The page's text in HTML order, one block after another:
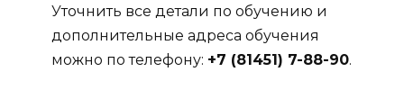
Уточнить все детали по обучению и
дополнительные адреса обучения
можно по телефону: +7 (81451) 7-88-90.